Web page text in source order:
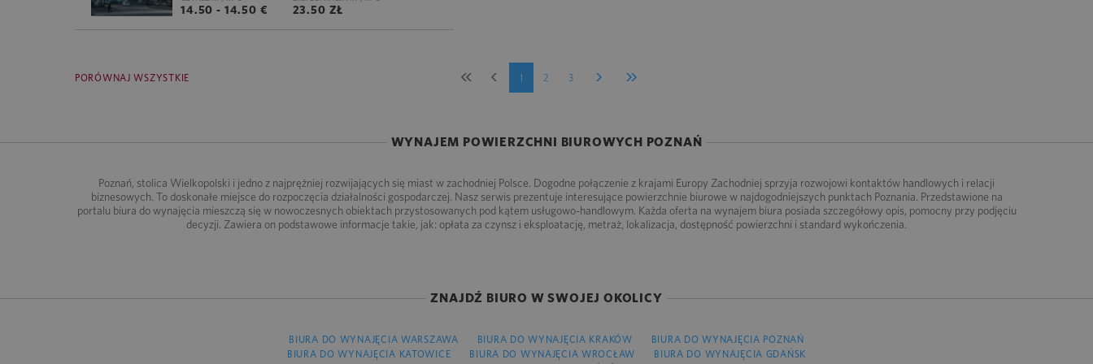
14.50 - 14.50 € 23.50 ZŁ
PORÓWNAJ WSZYSTKIE 1 2 3
WYNAJEM POWIERZCHNI BIUROWYCH POZNAŃ
Poznań, stolica Wielkopolski i jedno z najprężniej rozwijających się miast w zachodniej Polsce. Dogodne połączenie z krajami Europy Zachodniej sprzyja rozwojowi kontaktów handlowych i relacji
biznesowych. To doskonałe miejsce do rozpoczęcia działalności gospodarczej. Nasz serwis prezentuje interesujące powierzchnie biurowe w najdogodniejszych punktach Poznania. Przedstawione na
portalu biura do wynajęcia mieszczą się w nowoczesnych obiektach przystosowanych pod kątem usługowo-handlowym. Każda oferta na wynajem biura posiada szczegółowy opis, pomocny przy podjęciu
decyzji. Zawiera on podstawowe informacje takie, jak: opłata za czynsz i eksploatację, metraż, lokalizacja, dostępność powierzchni i standard wykończenia.
ZNAJDŹ BIURO W SWOJEJ OKOLICY
BIURA DO WYNAJĘCIA WARSZAWA BIURA DO WYNAJĘCIA KRAKÓW
BIURA DO WYNAJĘCIA POZNAŃ
BIURA DO WYNAJĘCIA KATOWICE
BIURA DO WYNAJĘCIA WROCŁAW
BIURA DO WYNAJĘCIA GDAŃSK